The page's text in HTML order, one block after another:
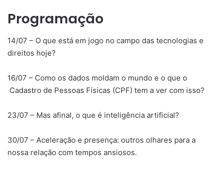
Programação
14/07 – O que está em jogo no campo das tecnologias e
direitos hoje?
16/07 – Como os dados moldam o mundo e o que o
Cadastro de Pessoas Físicas (CPF) tem a ver com isso?
23/07 – Mas afinal, o que é inteligência artificial?
30/07 – Aceleração e presença: outros olhares para a
nossa relação com tempos ansiosos.